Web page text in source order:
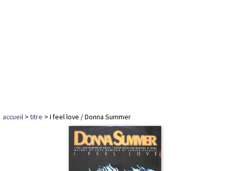
accueil >titre > I feel love / Donna Summer